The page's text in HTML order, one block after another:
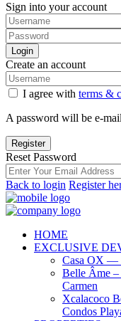
Sign into your account
Login
Create an account
I agree with terms &
A password will be e-
Register
Reset Password
Back to login Register
HOME
EXCLUSIVE
Casa OX —
Belle Âme
Carmen
Xcalacoco
Condos